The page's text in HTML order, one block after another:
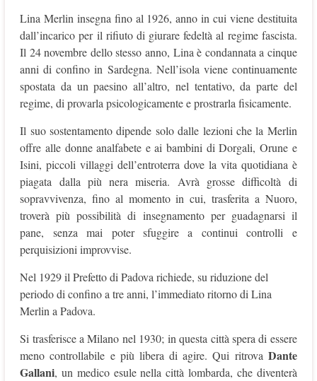
Lina Merlin insegna fino al 1926, anno in cui viene destituita
dall’incarico per il rifiuto di giurare fedeltà al regime fascista.
Il 24 novembre dello stesso anno, Lina è condannata a cinque
anni di confino in Sardegna. Nell’isola viene continuamente
spostata da un paesino all’altro, nel tentativo, da parte del
regime, di provarla psicologicamente e prostrarla fisicamente.
Il suo sostentamento dipende solo dalle lezioni che la Merlin
offre alle donne analfabete e ai bambini di Dorgali, Orune e
Isini, piccoli villaggi dell’entroterra dove la vita quotidiana è
piagata dalla più nera miseria. Avrà grosse difficoltà di
sopravvivenza, fino al momento in cui, trasferita a Nuoro,
troverà più possibilità di insegnamento per guadagnarsi il
pane, senza mai poter sfuggire a continui controlli e
perquisizioni improvvise.
Nel 1929 il Prefetto di Padova richiede, su riduzione del
periodo di confino a tre anni, l’immediato ritorno di Lina
Merlin a Padova.
Si trasferisce a Milano nel 1930; in questa città spera di essere
meno controllabile e più libera di agire. Qui ritrova Dante
Gallani, un medico esule nella città lombarda, che diventerà